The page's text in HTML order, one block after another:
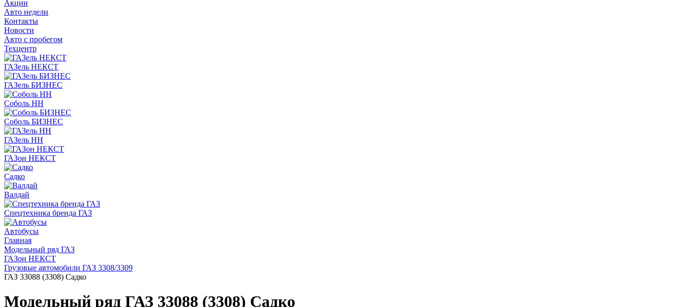
Акции
Авто недели
Контакты
Новости
Авто с пробегом
Техцентр
ГАЗель НЕКСТ
ГАЗель БИЗНЕС
Соболь НН
Соболь БИЗНЕС
ГАЗель НН
ГАЗон НЕКСТ
Садко
Валдай
Спецтехника бренда ГАЗ
Автобусы
Главная
Модельный ряд ГАЗ
ГАЗон НЕКСТ
Грузовые автомобили ГАЗ 3308/3309
ГАЗ 33088 (3308) Садко
Модельный ряд ГАЗ 33088 (3308) Садко